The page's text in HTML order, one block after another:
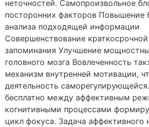
неточностей. Самопроизвольное
посторонних факторов Повышение
анализа подходящей информации
Совершенствование
запоминания Улучшение
головного мозга Вовлеченность
механизм внутренней мотивации,
деятельность
бесплатно между аффективным
когнитивными процессами
цикл фокуса. Задача аффективного